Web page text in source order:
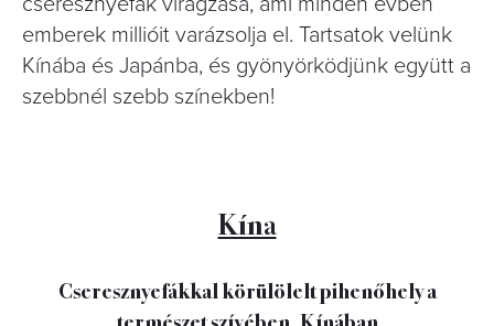
emberek millióit varázsolja el. Tartsatok velünk
Kínába és Japánba, és gyönyörködjünk együtt a
szebbnél szebb színekben!
Kína
Cseresznyefákkal körülölelt pihenőhely a